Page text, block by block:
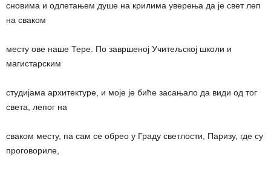
сновима и одлетањем душе на крилима уверења да је свет леп
на сваком
месту ове наше Тере. По завршеној Учитељској школи и
магистарским
студијама архитектуре, и моје је биће засањало да види од тог
света, лепог на
сваком месту, па сам се обрео у Граду светлости, Паризу, где су
проговориле,